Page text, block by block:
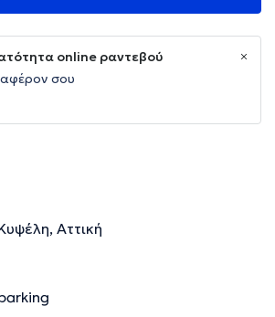
online ραντεβού
σου
Αττική